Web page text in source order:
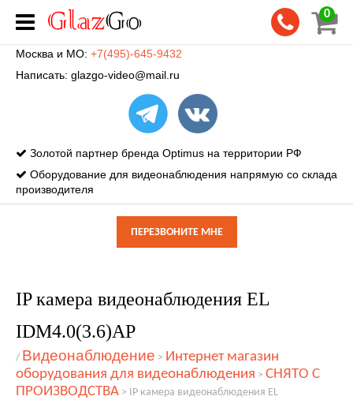
0
Москва и МО: +7(495)-645-9432
Написать: glazgo-video@mail.ru
Золотой партнер бренда Optimus на территории РФ
Оборудование для видеонаблюдения напрямую со склада
производителя
ПЕРЕЗВОНИТЕ МНЕ
IP камера видеонаблюдения EL
IDM4.0(3.6)AP
/ Видеонаблюдение > Интернет магазин
оборудования для видеонаблюдения > СНЯТО С
ПРОИЗВОДСТВА > IP камера видеонаблюдения EL